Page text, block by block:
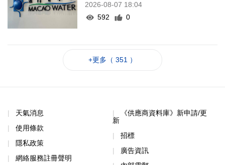
2026-08-07 18:04
592
0
+更多（ 351 ）
天氣消息
使用條款
隱私政策
網絡服務註冊聲明
《供應商資料庫》新申請/更
新
招標
廣告資訊